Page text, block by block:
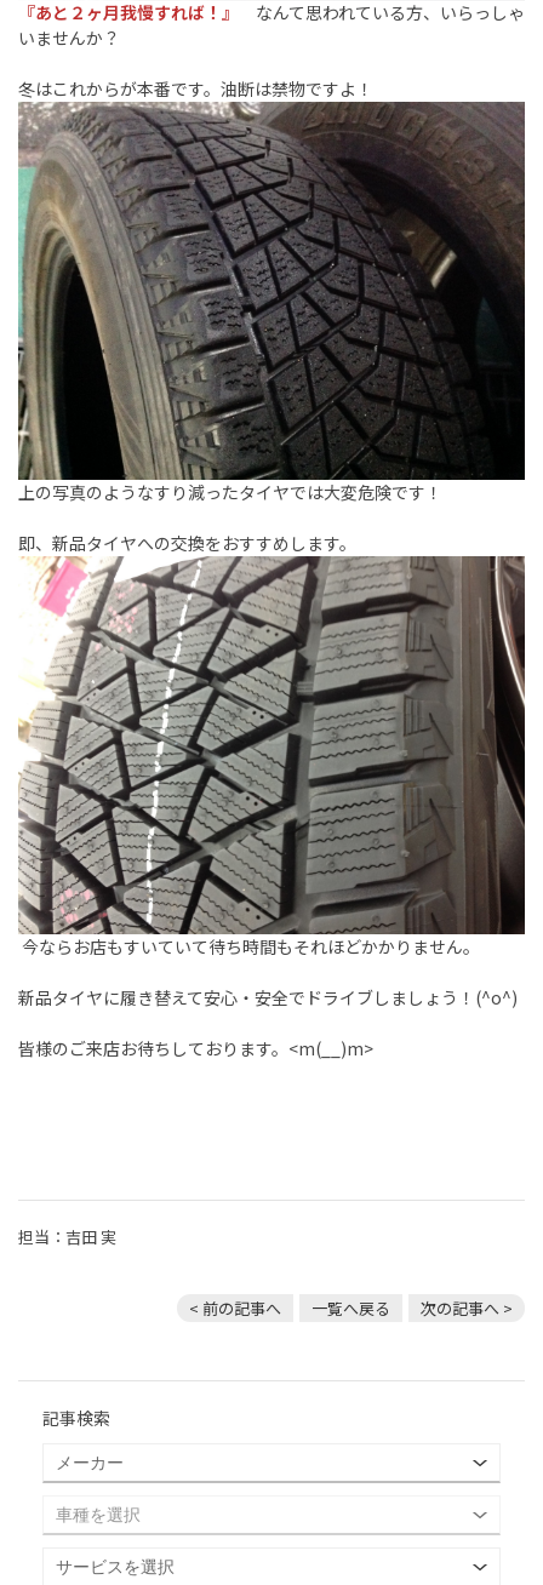
『あと２ヶ月我慢すれば！』 なんて思われている方、いらっしゃ
いませんか？
冬はこれからが本番です。油断は禁物ですよ！
上の写真のようなすり減ったタイヤでは大変危険です！
即、新品タイヤへの交換をおすすめします。
今ならお店もすいていて待ち時間もそれほどかかりません。
新品タイヤに履き替えて安心・安全でドライブしましょう！(^o^)
皆様のご来店お待ちしております。<m(__)m>
担当：吉田 実
< 前の記事へ 一覧へ戻る 次の記事へ >
記事検索